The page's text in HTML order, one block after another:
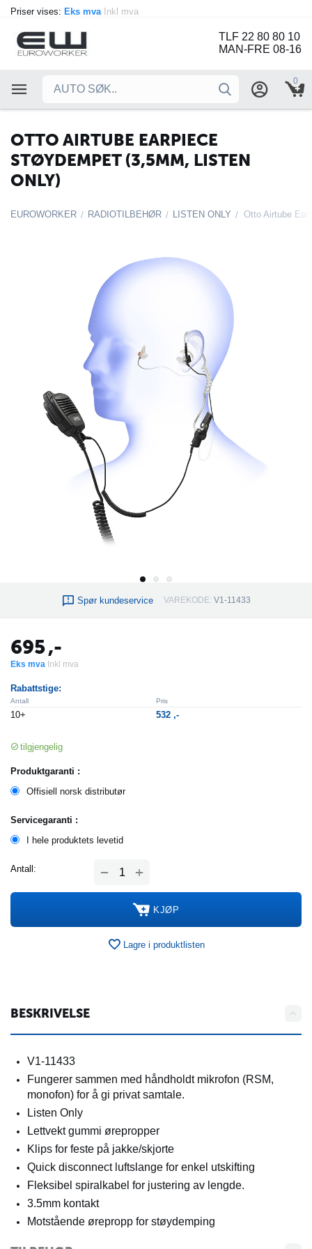
Priser vises: Eks mva Inkl mva
TLF 22 80 80 10
MAN-FRE 08-16
0
OTTO AIRTUBE EARPIECE
STØYDEMPET (3,5MM, LISTEN
ONLY)
EUROWORKER / RADIOTILBEHØR / LISTEN ONLY /
Spør kundeservice VAREKODE: V1-11433
695,-
Eks mva Inkl mva
Rabattstige:
Antall
10+
Pris
532 ,-
tilgjengelig
Produktgaranti :
Offisiell norsk distributør
Servicegaranti :
I hele produktets levetid
Antall: +
−
KJØP
Lagre i produktlisten
BESKRIVELSE
V1-11433
Fungerer sammen med håndholdt mikrofon (RSM,
monofon) for å gi privat samtale.
Listen Only
Lettvekt gummi ørepropper
Klips for feste på jakke/skjorte
Quick disconnect luftslange for enkel utskifting
Fleksibel spiralkabel for justering av lengde.
3.5mm kontakt
Motstående ørepropp for støydemping